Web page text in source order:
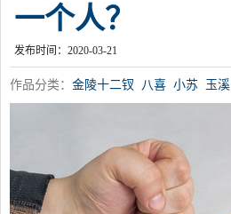
一个人？
发布时间：2020-03-21
作品分类： 金陵十二钗 八喜 小苏 玉溪